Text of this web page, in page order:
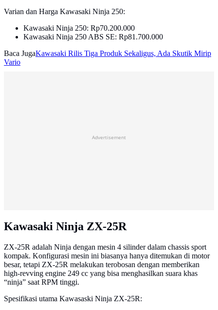
Varian dan Harga Kawasaki Ninja 250:
Kawasaki Ninja 250: Rp70.200.000
Kawasaki Ninja 250 ABS SE: Rp81.700.000
Baca JugaKawasaki Rilis Tiga Produk Sekaligus, Ada Skutik Mirip
Vario
Advertisement
Kawasaki Ninja ZX-25R
ZX-25R adalah Ninja dengan mesin 4 silinder dalam chassis sport
kompak. Konfigurasi mesin ini biasanya hanya ditemukan di motor
besar, tetapi ZX-25R melakukan terobosan dengan memberikan
high-revving engine 249 cc yang bisa menghasilkan suara khas
“ninja” saat RPM tinggi.
Spesifikasi utama Kawasaski Ninja ZX-25R: